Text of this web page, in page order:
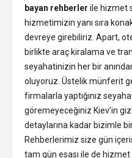
bayan rehberler ile hizmet
hizmetimizin yanı sıra
devreye girebiliriz. Apart,
birlikte araç kiralama ve
seyahatinizin her bir
oluyoruz. Üstelik münferit
firmalarla yaptığınız
göremeyeceğiniz Kiev’in
detaylarına kadar bizimle
Rehberlerimiz size gün
tam gün esası ile de